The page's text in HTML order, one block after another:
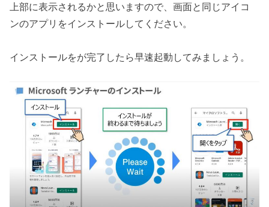
上部に表示されるかと思いますので、画面と同じアイコ
ンのアプリをインストールしてください。
インストールをが完了したら早速起動してみましょう。